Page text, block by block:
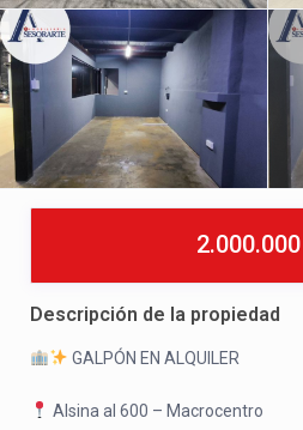
2.000.000
Descripción de la propiedad
GALPÓN EN ALQUILER
Alsina al 600 – Macrocentro